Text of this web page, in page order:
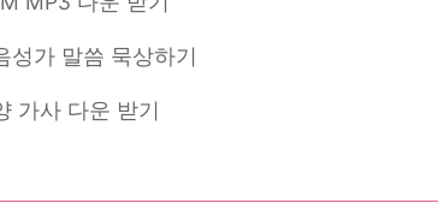
성가 말씀 묵상하기
가사 다운 받기